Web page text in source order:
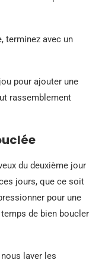
terminez avec un
pour ajouter une
rassemblement
du deuxième jour
jours, que ce soit
pour une
de bien boucler
laver les